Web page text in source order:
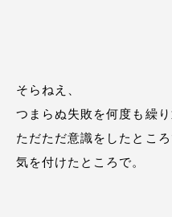
そらねえ、
つまらぬ失敗を何度も繰
ただただ意識をしたところ
気を付けたところで。